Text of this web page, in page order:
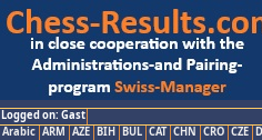
Logged on: Gast
Arabic ARM AZE BIH BUL CAT CHN CRO CZE